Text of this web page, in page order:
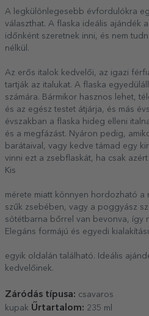
A legkülönlegesebb évfordulókra
választhat. A flaska ideális ajándék
időnként szeretnek inni, és nem
nélkül.
Az erős italok kedvelői, az igazi
tartják az italukat. A flaska
számára. Bármikor hasznos lehet,
és az egész testet átjárja, és más
évszakban a flaska hideg elleni
és a megfázást. Nyáron pedig,
barátaival, vagy kedve támad egy
vinni ezt a zsebflaskát, ha csak
Kis
mérete miatt könnyen hordozható
szűk zsebében, vagy a poggyász
sötétbarna bőrrel van bevonva, így
Elegáns formájú és egyedi
egyik oldalán található. Ideális
kedvelőinek.
Záródás típusa: csavaros
kupak Űrtartalom: 235 ml